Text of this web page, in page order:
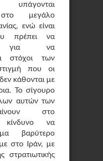
στο μεγάλο
ενώ είναι
πρέπει να
για να
στόχοι των
που οι
κάθονται με
Το σίγουρο
αυτών των
στο
να
βαρύτερο
στο Ιράν, με
στρατιωτικής